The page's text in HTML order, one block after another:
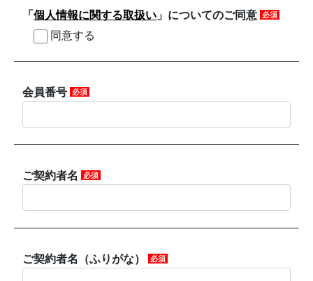
「 個人情報に関する取扱い 」についてのご同意 必須
同意する
会員番号 必須
ご契約者名 必須
ご契約者名（ふりがな） 必須